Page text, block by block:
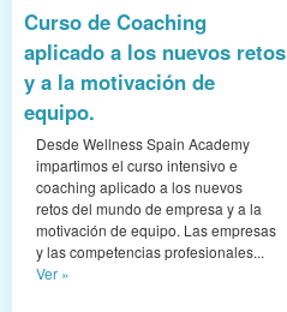
Curso de Coaching
aplicado a los nuevos retos
y a la motivación de
equipo.
Desde Wellness Spain Academy
impartimos el curso intensivo e
coaching aplicado a los nuevos
retos del mundo de empresa y a la
motivación de equipo. Las empresas
y las competencias profesionales...
Ver »